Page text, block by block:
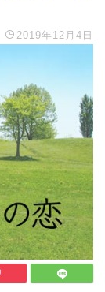
2019年12月4日